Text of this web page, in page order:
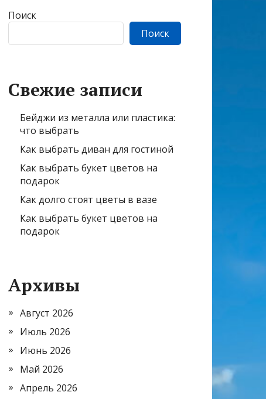
Поиск
Поиск
Свежие записи
Бейджи из металла или пластика:
что выбрать
Как выбрать диван для гостиной
Как выбрать букет цветов на
подарок
Как долго стоят цветы в вазе
Как выбрать букет цветов на
подарок
Архивы
Август 2026
Июль 2026
Июнь 2026
Май 2026
Апрель 2026